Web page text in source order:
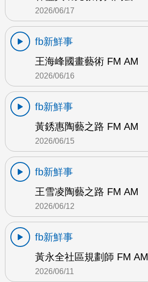
2026/06/17
fb新鮮事
王海峰國畫藝術 FM AM
2026/06/16
fb新鮮事
黃銹惠陶藝之路 FM AM
2026/06/15
fb新鮮事
王雪凌陶藝之路 FM AM
2026/06/12
fb新鮮事
黃永全社區規劃師 FM AM
2026/06/11